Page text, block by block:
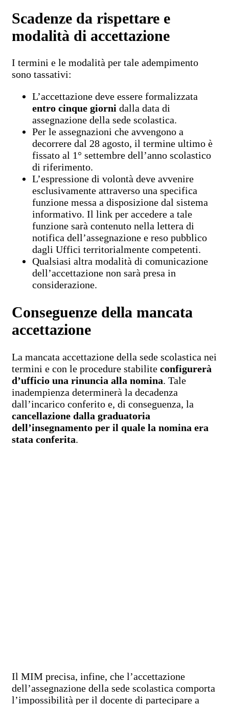
Scadenze da rispettare e
modalità di accettazione
I termini e le modalità per tale adempimento
sono tassativi:
L’accettazione deve essere formalizzata
entro cinque giorni dalla data di
assegnazione della sede scolastica.
Per le assegnazioni che avvengono a
decorrere dal 28 agosto, il termine ultimo è
fissato al 1° settembre dell’anno scolastico
di riferimento.
L’espressione di volontà deve avvenire
esclusivamente attraverso una specifica
funzione messa a disposizione dal sistema
informativo. Il link per accedere a tale
funzione sarà contenuto nella lettera di
notifica dell’assegnazione e reso pubblico
dagli Uffici territorialmente competenti.
Qualsiasi altra modalità di comunicazione
dell’accettazione non sarà presa in
considerazione.
Conseguenze della mancata
accettazione
La mancata accettazione della sede scolastica nei
termini e con le procedure stabilite configurerà
d’ufficio una rinuncia alla nomina. Tale
inadempienza determinerà la decadenza
dall’incarico conferito e, di conseguenza, la
cancellazione dalla graduatoria
dell’insegnamento per il quale la nomina era
stata conferita.
Il MIM precisa, infine, che l’accettazione
dell’assegnazione della sede scolastica comporta
l’impossibilità per il docente di partecipare a